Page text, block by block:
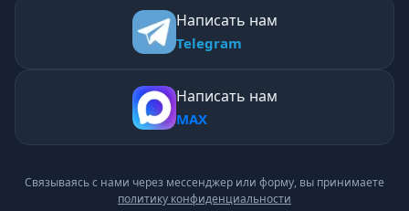
Написать нам
Telegram
Написать нам
MAX
Связываясь с нами через мессенджер или форму, вы принимаете
политику конфиденциальности